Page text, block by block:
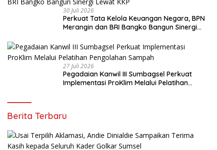
30 Juli 2026
Perkuat Tata Kelola Keuangan Negara, BPN
Merangin dan BRI Bangko Bangun Sinergi
27 Juli 2026
Pegadaian Kanwil III Sumbagsel Perkuat
Implementasi ProKlim Melalui Pelatihan
Berita Terbaru